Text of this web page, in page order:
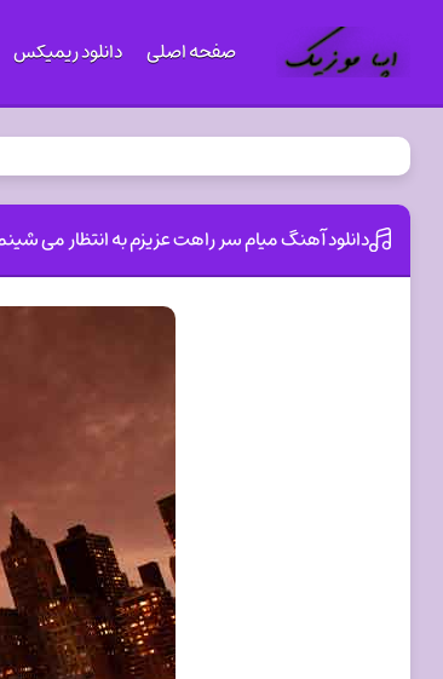
صفحه اصلی دانلود ریمیکس
دانلود آهنگ میام سر راهت عزیزم به انتظار می